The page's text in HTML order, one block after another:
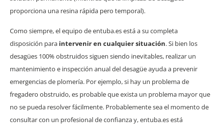
proporciona una resina rápida pero temporal).
Como siempre, el equipo de entuba.es está a su completa
disposición para intervenir en cualquier situación. Si bien los
desagües 100% obstruidos siguen siendo inevitables, realizar un
mantenimiento e inspección anual del desagüe ayuda a prevenir
emergencias de plomería. Por ejemplo, si hay un problema de
fregadero obstruido, es probable que exista un problema mayor que
no se pueda resolver fácilmente. Probablemente sea el momento de
consultar con un profesional de confianza y, entuba.es está